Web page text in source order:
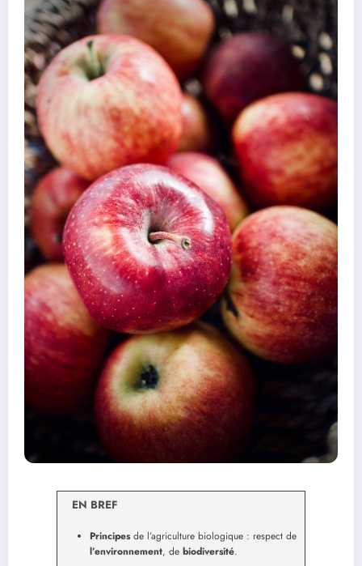
EN BREF
Principesde l’agriculture biologique : respect de
l’environnement, de biodiversité.